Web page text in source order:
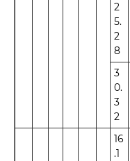
2
5.
2
8
3
0.
3
2
16
.1